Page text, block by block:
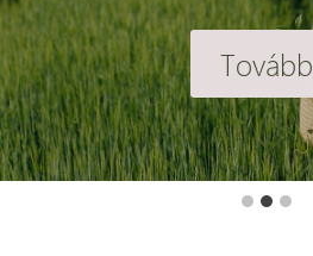
Tovább